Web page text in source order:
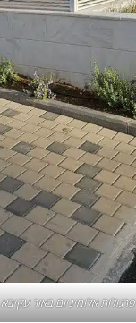
פרגולות אלומיניום באור עקיבא